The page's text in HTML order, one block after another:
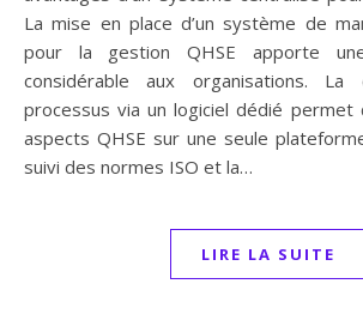
La mise en place d’un système de
pour la gestion QHSE apporte
considérable aux organisations. La
processus via un logiciel dédié
aspects QHSE sur une seule
suivi des normes ISO et la…
LIRE LA SUITE